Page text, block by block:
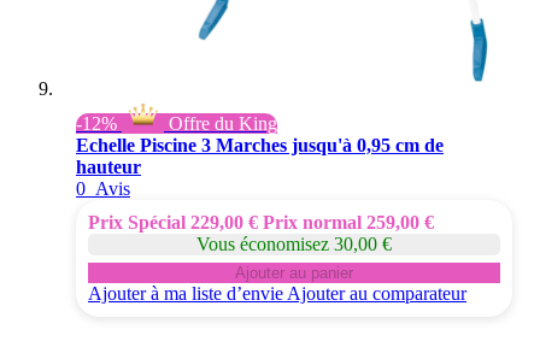
-12%
Offre du King
Echelle Piscine 3 Marches jusqu'à 0,95 cm de
hauteur
0 Avis
Prix Spécial 229,00 € Prix normal 259,00 €
Vous économisez 30,00 €
Ajouter au panier
Ajouter à ma liste d’envie Ajouter au comparateur